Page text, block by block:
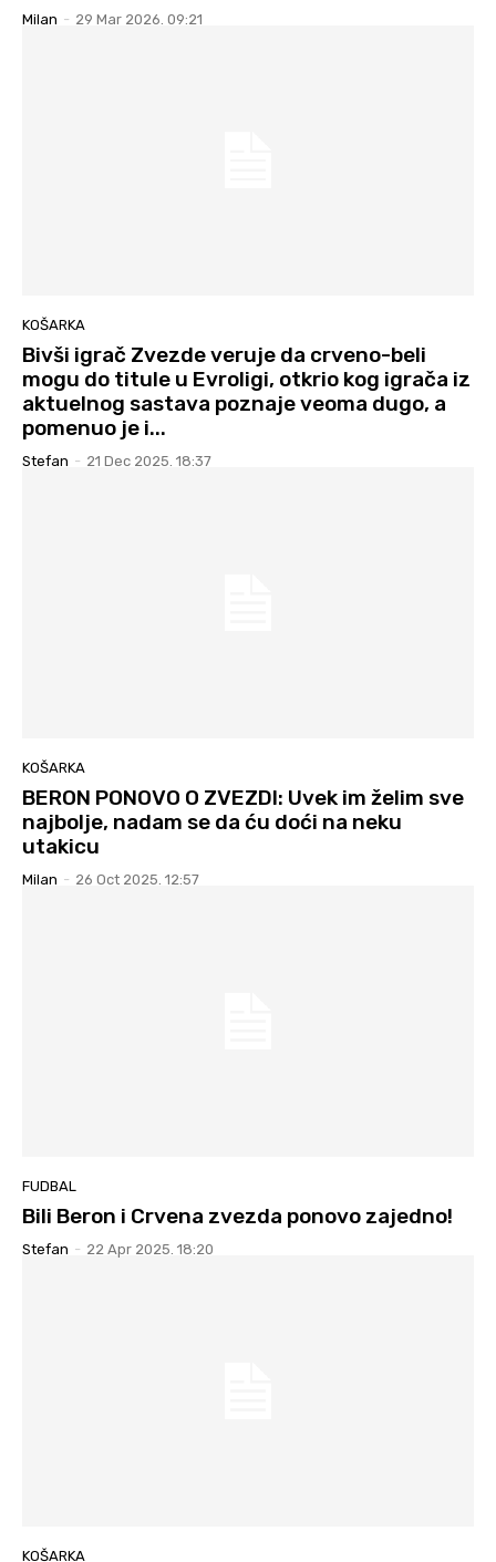
Milan - 29 Mar 2026. 09:21
KOŠARKA
Bivši igrač Zvezde veruje da crveno-beli
mogu do titule u Evroligi, otkrio kog igrača iz
aktuelnog sastava poznaje veoma dugo, a
pomenuo je i...
Stefan - 21 Dec 2025. 18:37
KOŠARKA
BERON PONOVO O ZVEZDI: Uvek im želim sve
najbolje, nadam se da ću doći na neku
utakicu
Milan - 26 Oct 2025. 12:57
FUDBAL
Bili Beron i Crvena zvezda ponovo zajedno!
Stefan - 22 Apr 2025. 18:20
KOŠARKA